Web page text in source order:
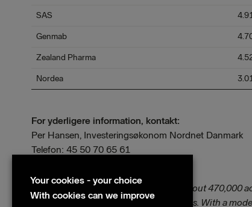
SAS
Genmab
Zealand Pharma
Nordea
For yderligere information, kontakt:
Per Hansen, Investeringsøkonom Nordnet Danmark
Telefon: 45 50 70 65 61
Nordnet is a Nordic online bank with about 470,000
services that simplifies savings and loans. With a
Your cookies - your choice
With cookies can we improve